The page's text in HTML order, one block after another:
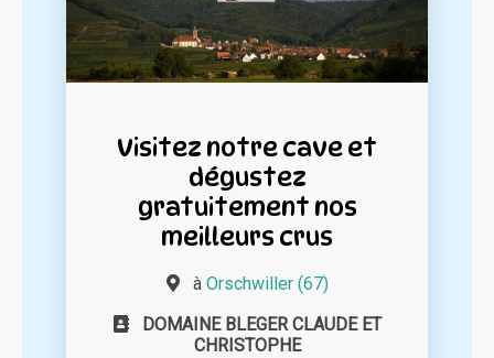
Visitez notre cave et
dégustez
gratuitement nos
meilleurs crus
à Orschwiller (67)
DOMAINE BLEGER CLAUDE ET
CHRISTOPHE